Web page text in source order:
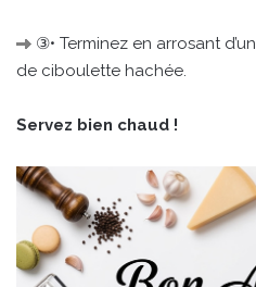
③• Terminez en arrosant
de ciboulette hachée.
Servez bien chaud !